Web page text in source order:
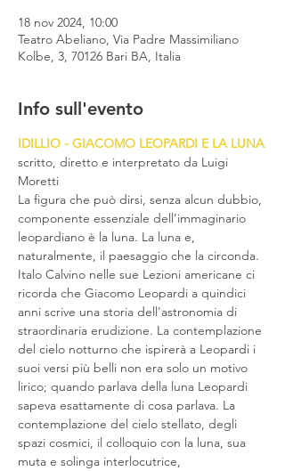
18 nov 2024, 10:00
Teatro Abeliano, Via Padre Massimiliano
Kolbe, 3, 70126 Bari BA, Italia
Info sull'evento
IDILLIO - GIACOMO LEOPARDI E LA LUNA
scritto, diretto e interpretato da Luigi
Moretti
La figura che può dirsi, senza alcun dubbio,
componente essenziale dell’immaginario
leopardiano è la luna. La luna e,
naturalmente, il paesaggio che la circonda.
Italo Calvino nelle sue Lezioni americane ci
ricorda che Giacomo Leopardi a quindici
anni scrive una storia dell'astronomia di
straordinaria erudizione. La contemplazione
del cielo notturno che ispirerà a Leopardi i
suoi versi più belli non era solo un motivo
lirico; quando parlava della luna Leopardi
sapeva esattamente di cosa parlava. La
contemplazione del cielo stellato, degli
spazi cosmici, il colloquio con la luna, sua
muta e solinga interlocutrice,